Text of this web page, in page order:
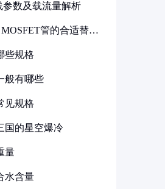
参数及载流量解析
MOSFET管的合适替代
些规格
般有哪些
见规格
国的星空爆冷
量
水含量